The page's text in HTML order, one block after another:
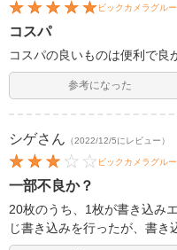
ビックカメラグル
コスパ
コスパの良いものは便利で良
参考になった
シゲさん （2022/12/5にレビュー）
ビックカメラグル
一部不良か？
20枚のうち、1枚が書き込み
じ書き込みを行ったが、書き